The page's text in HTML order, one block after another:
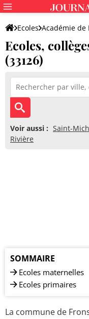
Ecoles Académie de
Ecoles,
(33126)
Voir aussi : Saint-
Rivière
SOMMAIRE
Ecoles maternelles
Ecoles primaires
La commune de